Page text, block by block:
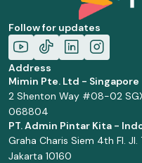
Follow for updates
Address
Mimin Pte. Ltd - Singapore
2 Shenton Way #08-02
068804
PT. Admin Pintar Kita -
Graha Charis Siem 4th Fl. Jl.
Jakarta 10160